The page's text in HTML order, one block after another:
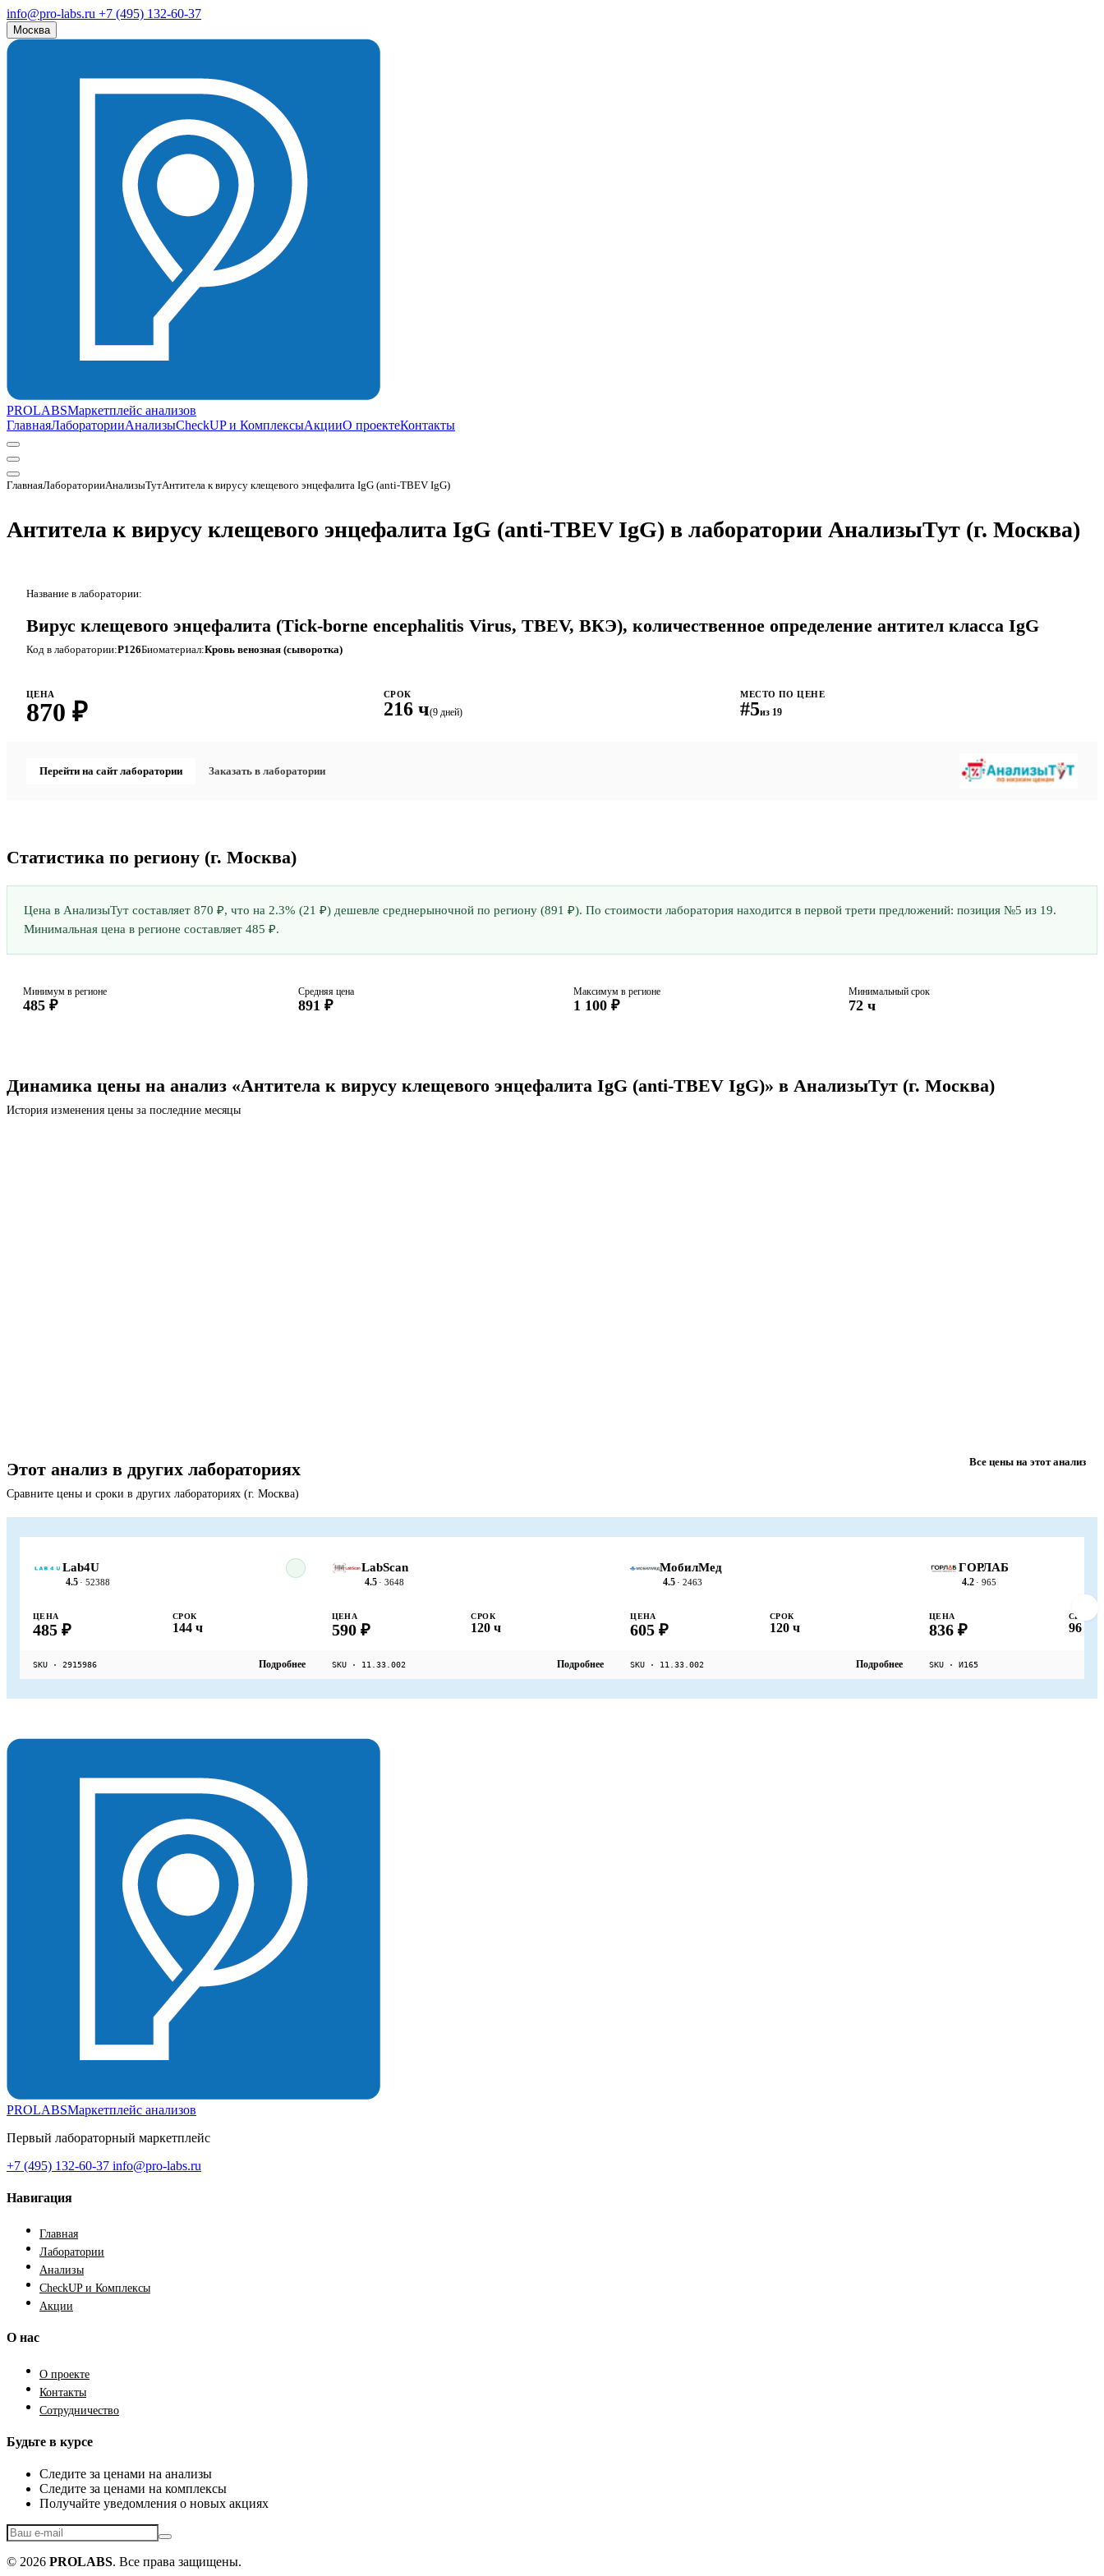
info@pro-labs.ru +7 (495) 132-60-37
Москва
PROLABSМаркетплейс анализов
ГлавнаяЛабораторииАнализыCheckUP и КомплексыАкцииО проектеКонтакты
ГлавнаяЛабораторииАнализыТутАнтитела к вирусу клещевого энцефалита IgG (anti-TBEV IgG)
Антитела к вирусу клещевого энцефалита IgG (anti-TBEV IgG) в лаборатории АнализыТут (г. Москва)
Название в лаборатории:
Вирус клещевого энцефалита (Tick-borne encephalitis Virus, TBEV, ВКЭ), количественное определение антител класса IgG
Код в лаборатории:P126Биоматериал:Кровь венозная (сыворотка)
ЦЕНА
870 ₽
СРОК
216 ч(9 дней)
МЕСТО ПО ЦЕНЕ
#5из 19
Перейти на сайт лаборатории Заказать в лаборатории
Статистика по региону (г. Москва)
Цена в АнализыТут составляет 870 ₽, что на 2.3% (21 ₽) дешевле среднерыночной по региону (891 ₽). По стоимости лаборатория находится в первой трети предложений: позиция №5 из 19.
Минимальная цена в регионе составляет 485 ₽.
Минимум в регионе
485 ₽
Средняя цена
891 ₽
Максимум в регионе
1 100 ₽
Минимальный срок
72 ч
Динамика цены на анализ «Антитела к вирусу клещевого энцефалита IgG (anti-TBEV IgG)» в АнализыТут (г. Москва)
История изменения цены за последние месяцы
Этот анализ в других лабораториях Все цены на этот анализ
Сравните цены и сроки в других лабораториях (г. Москва)
Lab4U
4.5 · 52388
ЦЕНА
485 ₽
СРОК
144 ч
SKU · 2915986 Подробнее
LabScan
4.5 · 3648
ЦЕНА
590 ₽
СРОК
120 ч
SKU · 11.33.002 Подробнее
МобилМед
4.5 · 2463
ЦЕНА
605 ₽
СРОК
120 ч
SKU · 11.33.002 Подробнее
ГОРЛАБ
4.2 · 965
ЦЕНА
836 ₽
СРОК
96 ч
SKU · И165
PROLABSМаркетплейс анализов
Первый лабораторный маркетплейс
+7 (495) 132-60-37 info@pro-labs.ru
Навигация
Главная
Лаборатории
Анализы
CheckUP и Комплексы
Акции
О нас
О проекте
Контакты
Сотрудничество
Будьте в курсе
Следите за ценами на анализы
Следите за ценами на комплексы
Получайте уведомления о новых акциях
© 2026 PROLABS. Все права защищены.